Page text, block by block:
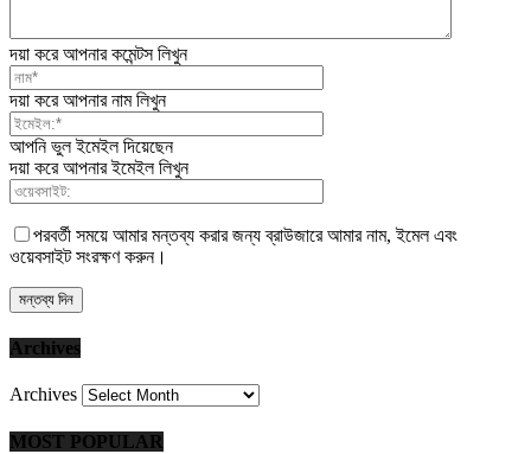
দয়া করে আপনার কমেন্টস লিখুন
দয়া করে আপনার নাম লিখুন
আপনি ভুল ইমেইল দিয়েছেন
দয়া করে আপনার ইমেইল লিখুন
পরবর্তী সময়ে আমার মন্তব্য করার জন্য ব্রাউজারে আমার নাম, ইমেল এবং
ওয়েবসাইট সংরক্ষণ করুন।
Archives
Archives
MOST POPULAR